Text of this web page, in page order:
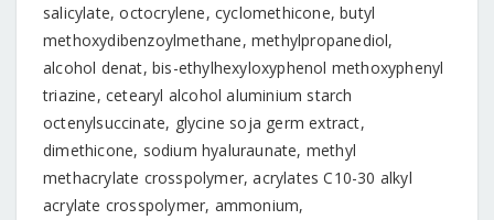
salicylate, octocrylene, cyclomethicone, butyl
methoxydibenzoylmethane, methylpropanediol,
alcohol denat, bis-ethylhexyloxyphenol methoxyphenyl
triazine, cetearyl alcohol aluminium starch
octenylsuccinate, glycine soja germ extract,
dimethicone, sodium hyaluraunate, methyl
methacrylate crosspolymer, acrylates C10-30 alkyl
acrylate crosspolymer, ammonium,